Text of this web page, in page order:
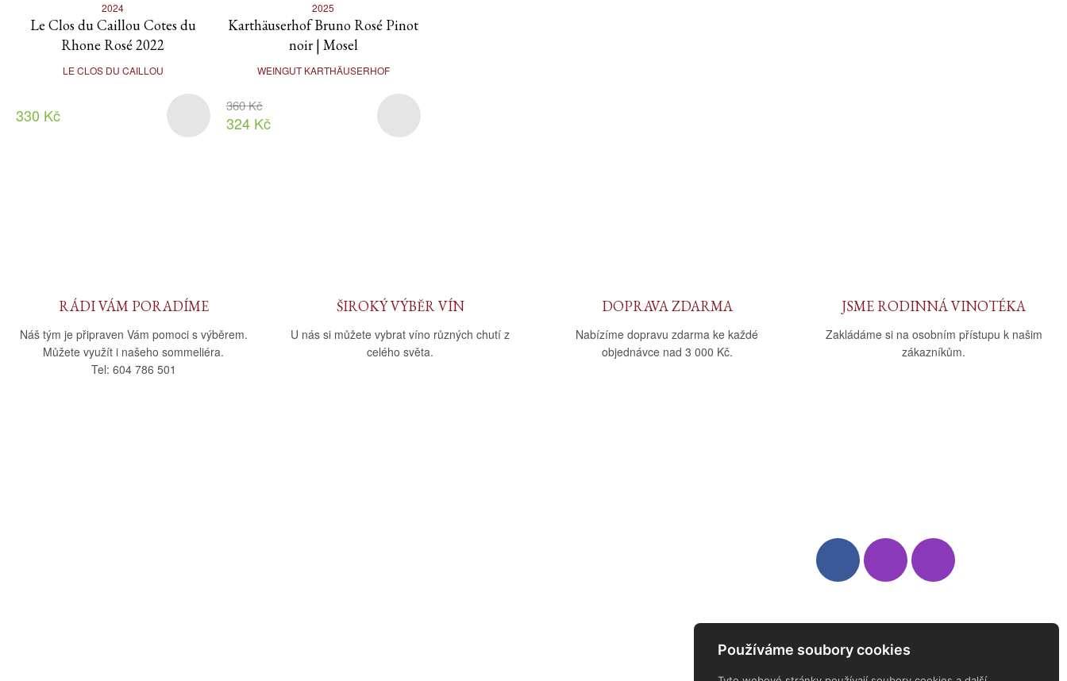
Používáme soubory cookies
2024
Le Clos du Caillou Cotes du
Rhone Rosé 2022
LE CLOS DU CAILLOU
330 Kč
2025
Karthäuserhof Bruno Rosé Pinot
noir | Mosel
WEINGUT KARTHÄUSERHOF
360 Kč
324 Kč
RÁDI VÁM PORADÍME
Náš tým je připraven Vám pomoci s výběrem.
Můžete využít i našeho sommeliéra.
Tel: 604 786 501
ŠIROKÝ VÝBĚR VÍN
U nás si můžete vybrat víno různých chutí z
celého světa.
DOPRAVA ZDARMA
Nabízíme dopravu zdarma ke každé
objednávce nad 3 000 Kč.
JSME RODINNÁ VINOTÉKA
Zakládáme si na osobním přístupu k našim
zákazníkům.